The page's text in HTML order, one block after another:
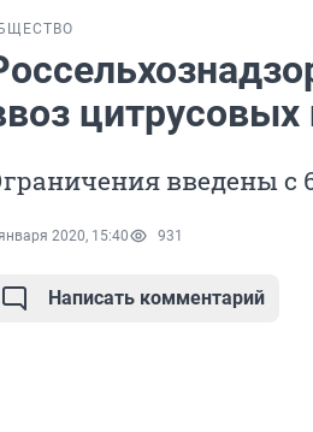
цитрусовых
введены с
2020, 15:40 931
Написать комментарий